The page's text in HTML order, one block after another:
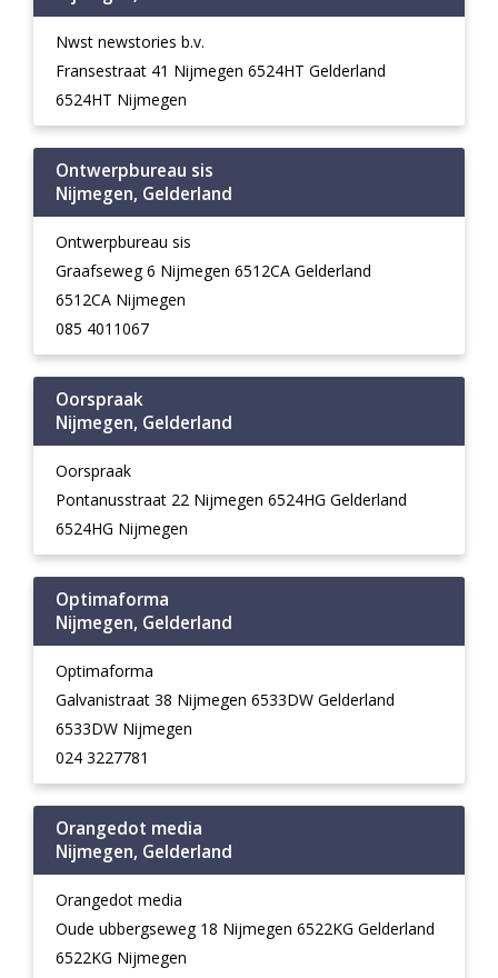
Nwst newstories b.v.
Fransestraat 41 Nijmegen 6524HT Gelderland
6524HT Nijmegen
Ontwerpbureau sis
Nijmegen, Gelderland
Ontwerpbureau sis
Graafseweg 6 Nijmegen 6512CA Gelderland
6512CA Nijmegen
085 4011067
Oorspraak
Nijmegen, Gelderland
Oorspraak
Pontanusstraat 22 Nijmegen 6524HG Gelderland
6524HG Nijmegen
Optimaforma
Nijmegen, Gelderland
Optimaforma
Galvanistraat 38 Nijmegen 6533DW Gelderland
6533DW Nijmegen
024 3227781
Orangedot media
Nijmegen, Gelderland
Orangedot media
Oude ubbergseweg 18 Nijmegen 6522KG Gelderland
6522KG Nijmegen